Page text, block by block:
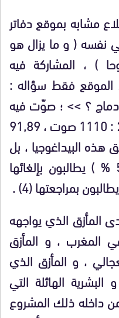
مشابه بموقع دفاتر
نفسه ( و ما يزال هو
) ، المشاركة فيه
فقط سؤاله :
؟ >> ؛ صوّت فيه
إلى حدود تاريخ 9 دجنبر 2011 : 1110 صوت ، 91,89
البيداغوجيا ، بل
إن نصف المصوتين ( 54,77 % ) يطالبون بإلغائها
(4)
.
المأزق الذي يواجهه
المغرب ، و المأزق
، و المأزق الذي
الهائلة التي
داخله ذلك المشروع